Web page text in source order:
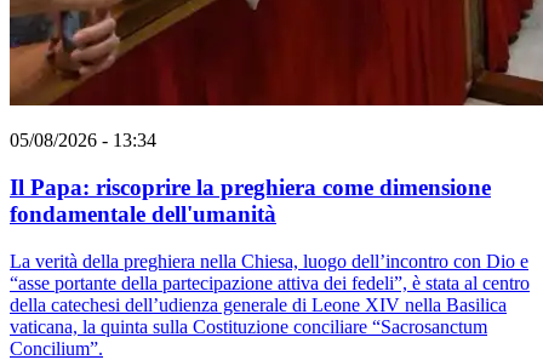
05/08/2026 - 13:34
Il Papa: riscoprire la preghiera come dimensione
fondamentale dell'umanità
La verità della preghiera nella Chiesa, luogo dell’incontro con Dio e
“asse portante della partecipazione attiva dei fedeli”, è stata al centro
della catechesi dell’udienza generale di Leone XIV nella Basilica
vaticana, la quinta sulla Costituzione conciliare “Sacrosanctum
Concilium”.